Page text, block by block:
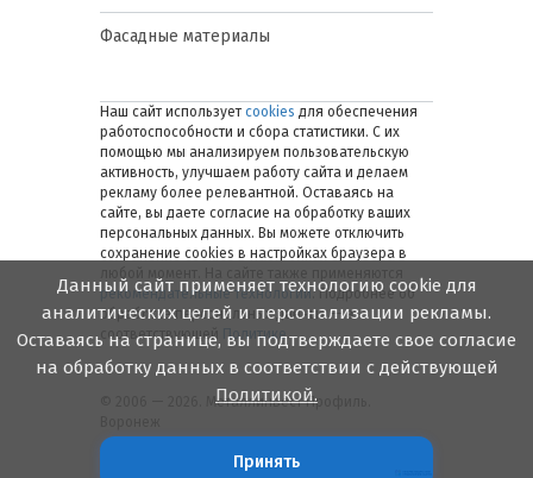
Фасадные материалы
Наш сайт использует cookies для обеспечения
работоспособности и сбора статистики. С их
помощью мы анализируем пользовательскую
активность, улучшаем работу сайта и делаем
рекламу более релевантной. Оставаясь на
сайте, вы даете согласие на обработку ваших
персональных данных. Вы можете отключить
сохранение cookies в настройках браузера в
рекомендательные технологии. Подробнее об
обработке персональных данных — в
соответствующей
Политике.
© 2006 — 2026. Металлинвест Профиль.
Данный сайт применяет технологию cookie для
аналитических целей и персонализации рекламы.
Оставаясь на странице, вы подтверждаете свое согласие
на обработку данных в соответствии с действующей
Политикой.
Принять